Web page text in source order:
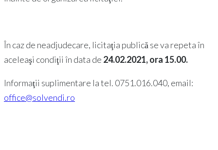
În caz de neadjudecare, licitaţia publică se va repeta în
aceleaşi condiţii în data de 24.02.2021, ora 15.00.
Informaţii suplimentare la tel. 0751.016.040, email:
office@solvendi.ro